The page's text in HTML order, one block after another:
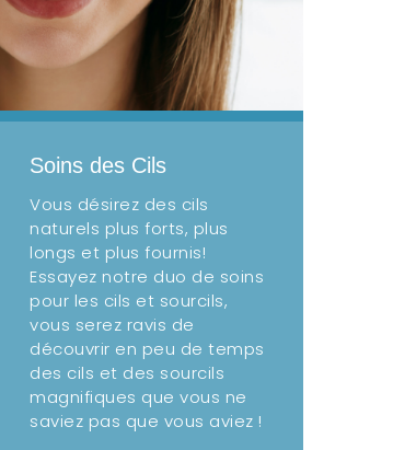
Soins des Cils
Vous désirez des cils
naturels plus forts, plus
longs et plus fournis!
Essayez notre duo de soins
pour les cils et sourcils,
vous serez ravis de
découvrir en peu de temps
des cils et des sourcils
magnifiques que vous ne
saviez pas que vous aviez !